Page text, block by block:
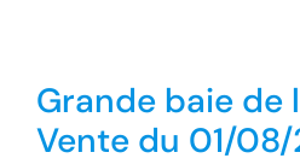
Grande baie de
Vente du 01/